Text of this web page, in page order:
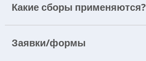
Какие сборы применяются?
Заявки/формы